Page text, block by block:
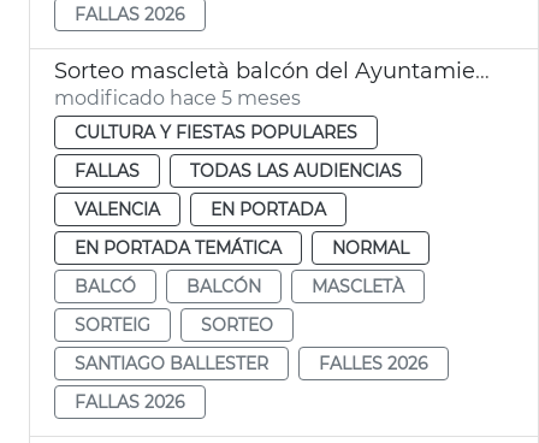
FALLAS 2026
Sorteo mascletà balcón del Ayuntamiento València
modificado hace 5 meses
CULTURA Y FIESTAS POPULARES
FALLAS
TODAS LAS AUDIENCIAS
VALENCIA
EN PORTADA
EN PORTADA TEMÁTICA
NORMAL
BALCÓ
BALCÓN
MASCLETÀ
SORTEIG
SORTEO
SANTIAGO BALLESTER
FALLES 2026
FALLAS 2026